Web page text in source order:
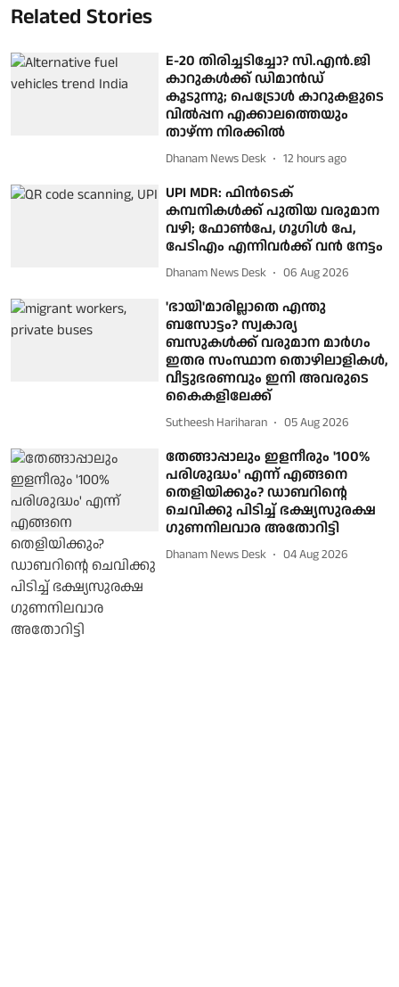
Related Stories
E-20 തിരിച്ചടിച്ചോ? സി.എൻ.ജി
കാറുകൾക്ക് ഡിമാൻഡ്
കൂടുന്നു; പെട്രോൾ കാറുകളുടെ
വിൽപ്പന എക്കാലത്തെയും
താഴ്ന്ന നിരക്കിൽ
Dhanam News Desk 12 hours ago
UPI MDR: ഫിൻടെക്
കമ്പനികൾക്ക് പുതിയ വരുമാന
വഴി; ഫോൺപേ, ഗൂഗിൾ പേ,
പേടിഎം എന്നിവർക്ക് വൻ നേട്ടം
Dhanam News Desk 06 Aug 2026
'ഭായി'മാരില്ലാതെ എന്തു
ബസോട്ടം? സ്വകാര്യ
ബസുകള്‍ക്ക് വരുമാന മാര്‍ഗം
ഇതര സംസ്ഥാന തൊഴിലാളികള്‍,
വീട്ടുഭരണവും ഇനി അവരുടെ
കൈകളിലേക്ക്‌
Sutheesh Hariharan 05 Aug 2026
തേങ്ങാപ്പാലും ഇളനീരും '100%
പരിശുദ്ധം' എന്ന് എങ്ങനെ
തെളിയിക്കും? ഡാബറിന്റെ
ചെവിക്കു പിടിച്ച് ഭക്ഷ്യസുരക്ഷ
ഗുണനിലവാര അതോറിട്ടി
Dhanam News Desk 04 Aug 2026